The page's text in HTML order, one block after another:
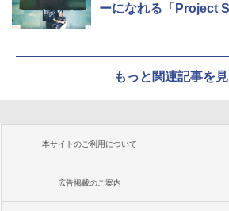
ーになれる「Project
もっと関連記事を
本サイトのご利用について
広告掲載のご案内